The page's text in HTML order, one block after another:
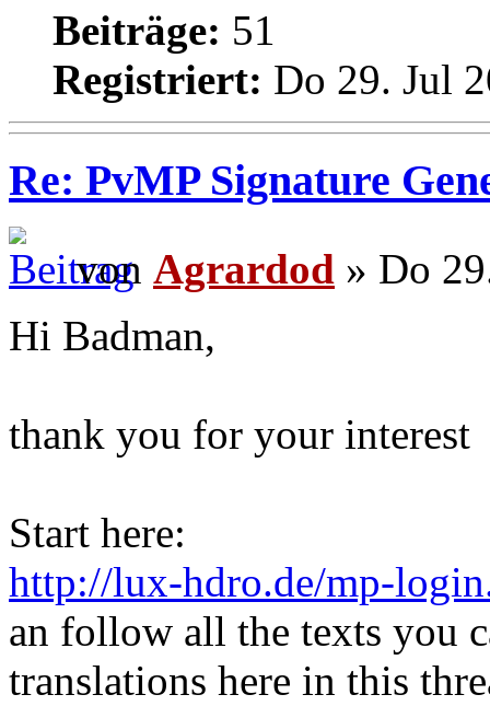
Beiträge: 51
Registriert: Do 29. Jul
Re: PvMP Signature
von Agrardod » Do
Hi Badman,
thank you for your interest
Start here:
http://lux-hdro.de/mp-
an follow all the texts you
translations here in this